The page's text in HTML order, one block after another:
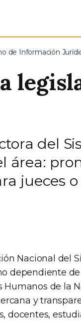
de Información
del
área:
jueces
Nacional del
dependiente
Humanos de la
y
docentes,